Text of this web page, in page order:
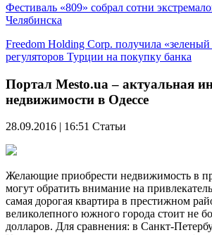
Фестиваль «809» собрал сотни
Челябинска
Freedom Holding Corp. получила «зеленый
регуляторов Турции на покупку банка
Портал Mesto.ua – актуальная
недвижимости в Одессе
28.09.2016 | 16:51 Статьи
Желающие приобрести недвижимость в
могут обратить внимание на
самая дорогая квартира в престижном
великолепного южного города стоит не
долларов. Для сравнения: в Санкт-